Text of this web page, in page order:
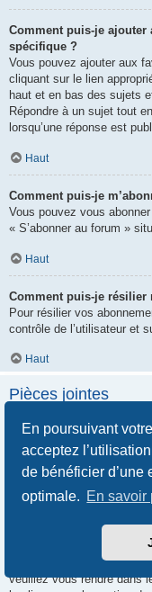
En poursuivant
acceptez
de bénéficier d’une
optimale. En
Comment puis-je ajouter
spécifique ?
Vous pouvez ajouter aux
cliquant sur le lien
haut et en bas des sujets
Répondre à un sujet tout
lorsqu’une réponse est
Haut
Comment puis-je
Vous pouvez vous
« S’abonner au forum »
Haut
Comment puis-je résilier
Pour résilier vos
contrôle de l’utilisateur et
Haut
Pièces jointes
Quelles pièces jointes
Chaque administrateur
jointes. Si vous n’êtes
nous vous invitons à
Comment puis-je
Pour retrouver la liste des
veuillez vous rendre dans